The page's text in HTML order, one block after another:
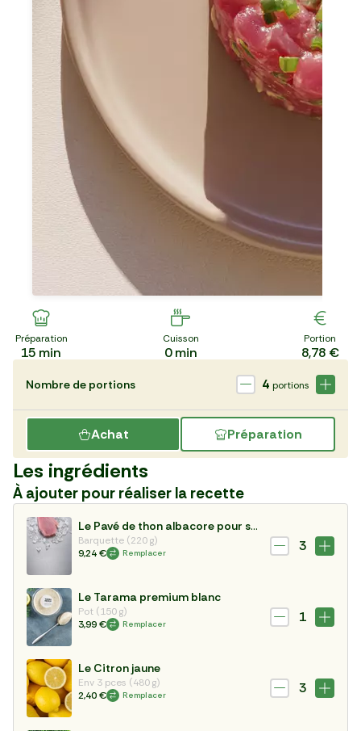
Préparation
15 min
Cuisson
0min
Portion
8,78 €
Achat Préparation
Nombre de portions 4 portions
Les ingrédients
À ajouter pour réaliser la recette
Le Pavé de thon albacore pour sashimi
Barquette (220 g)
9,24 €
Remplacer 3
Le Tarama premium blanc
Pot (150 g)
3,99 €
Remplacer 1
Le Citron jaune
Env 3 pces (480 g)
2,40 €
Remplacer 3